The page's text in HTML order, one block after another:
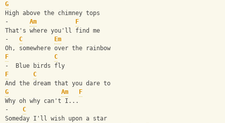
G
High above the chimney tops
- Am
F
That's where you'll find me
- C
Em
Oh, somewhere over the rainbow
F
C
-  Blue birds fly
F
C
And the dream that you dare to
G
Am
F
Why oh why can't I...
- C
Someday I'll wish upon a star